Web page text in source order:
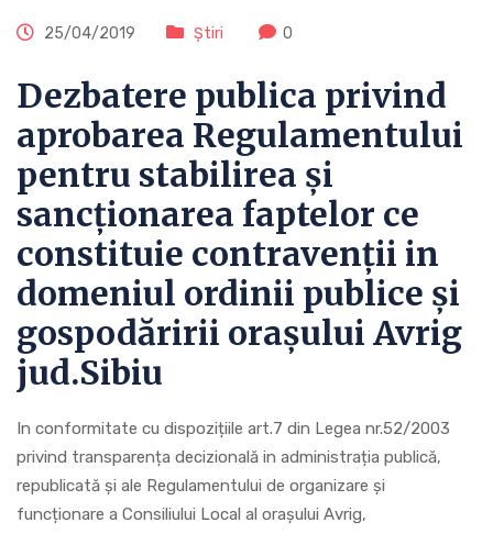
25/04/2019 Știri 0
Dezbatere publica privind
aprobarea Regulamentului
pentru stabilirea și
sancționarea faptelor ce
constituie contravenții in
domeniul ordinii publice și
gospodăririi orașului Avrig
jud.Sibiu
In conformitate cu dispozițiile art.7 din Legea nr.52/2003
privind transparența decizională in administrația publică,
republicată și ale Regulamentului de organizare și
funcționare a Consiliului Local al orașului Avrig,